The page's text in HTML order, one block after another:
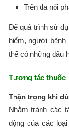
Trên da nổi
Để quá trình sử
hiểm, người
thể có những dấu
Tương tác thuốc
Thận trọng khi
Nhằm tránh các
động của các